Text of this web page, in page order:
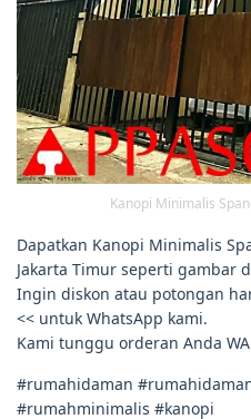
Kanopi Minimalis
Dapatkan Kanopi Minimalis
Jakarta Timur seperti gambar
Ingin diskon atau potongan
<< untuk WhatsApp kami.
Kami tunggu orderan Anda
#rumahidaman
#rumahminimalis #kanopi